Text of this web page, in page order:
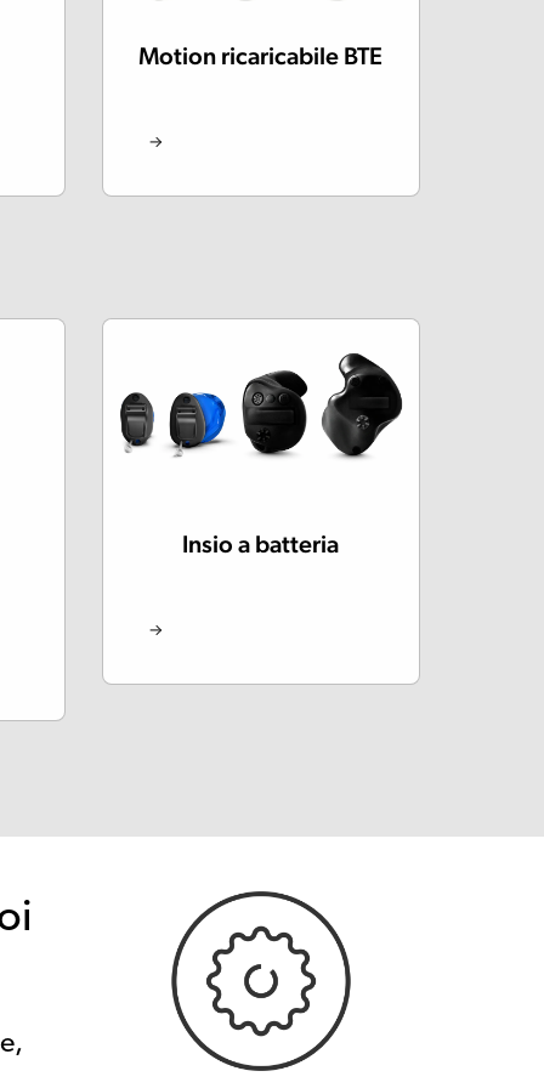
Motion ricaricabile BTE
Insio a batteria